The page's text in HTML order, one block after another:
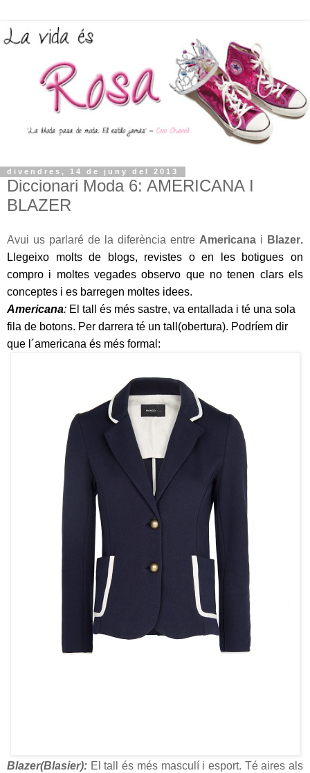
divendres, 14 de juny del 2013
Diccionari Moda 6: AMERICANA I
BLAZER
Avui us parlaré de la diferència entre Americana i Blazer.
Llegeixo molts de blogs, revistes o en les botigues on
compro i moltes vegades observo que no tenen clars els
conceptes i es barregen moltes idees.
Americana: El tall és més sastre, va entallada i té una sola
fila de botons. Per darrera té un tall(obertura). Podríem dir
que l´americana és més formal:
Blazer(Blasier): El tall és més masculí i esport. Té aires als